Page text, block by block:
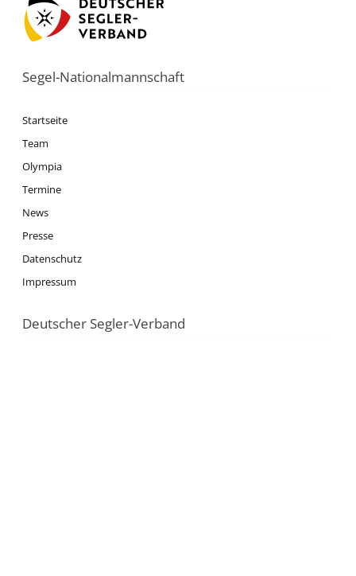
Segel-Nationalmannschaft
Startseite
Team
Olympia
Termine
News
Presse
Datenschutz
Impressum
Deutscher Segler-Verband